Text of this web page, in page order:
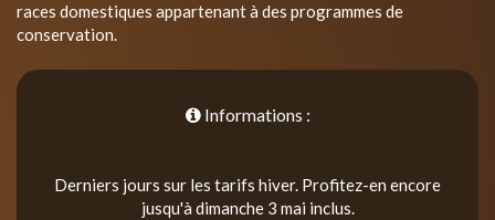
races domestiques appartenant à des programmes de
conservation.
Informations :
Derniers jours sur les tarifs hiver. Profitez-en encore
jusqu'à dimanche 3 mai inclus.